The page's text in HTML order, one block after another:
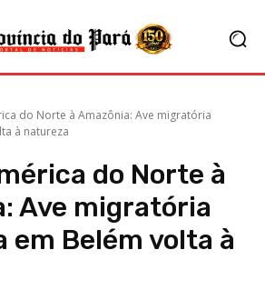
do Norte à Amazônia: Ave migratória
à natureza
do Norte à
Ave migratória
em Belém volta à